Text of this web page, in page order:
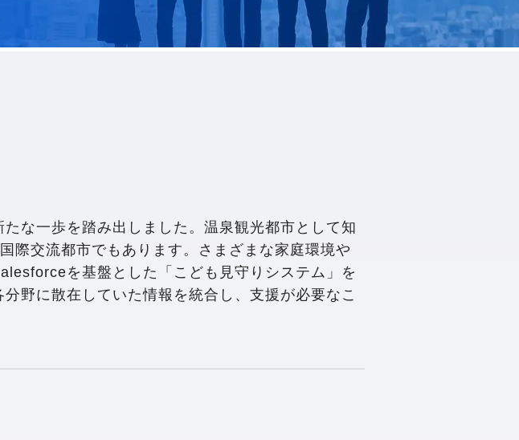
な一歩を踏み出しました。温泉観光都市として知
際交流都市でもあります。さまざまな家庭環境や
を基盤とした「こども見守りシステム」を
野に散在していた情報を統合し、支援が必要なこ